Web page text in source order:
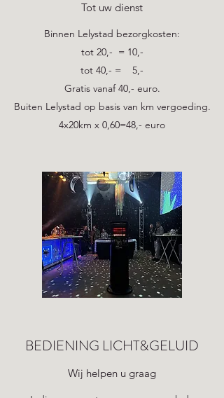
Tot uw dienst
Binnen Lelystad bezorgkosten:
tot 20,- = 10,-
tot 40,- = 5,-
Gratis vanaf 40,- euro.
Buiten Lelystad op basis van km vergoeding.
4x20km x 0,60=48,- euro
BEDIENING LICHT&GELUID
Wij helpen u graag